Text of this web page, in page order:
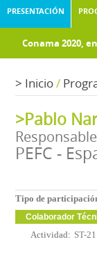
PRESENTACIÓN
Conama 2020,
> Inicio/
>Pablo
PEFC -
Tipo de
Colaborador
Actividad: ST-21